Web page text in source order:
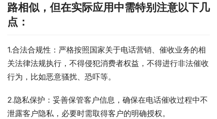
路相似，但在实际应用中需特别注意以下几
点：
1.合法合规性：严格按照国家关于电话营销、催收业务的相
关法律法规执行，不得侵犯消费者权益，不得进行非法催收
行为，比如恶意骚扰、恐吓等。
2.隐私保护：妥善保管客户信息，确保在电话催收过程中不
泄露客户隐私，必要时需取得客户的明确授权。